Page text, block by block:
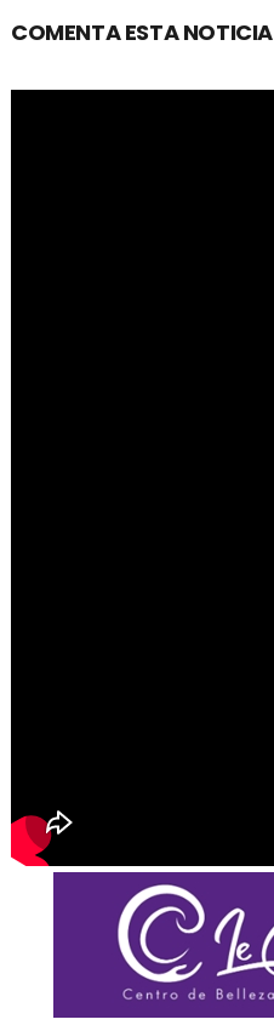
COMENTA ESTA NOTICIA